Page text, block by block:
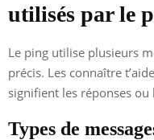
utilisés par le
Le ping utilise plusieurs
précis. Les connaître
signifient les réponses ou
Types de